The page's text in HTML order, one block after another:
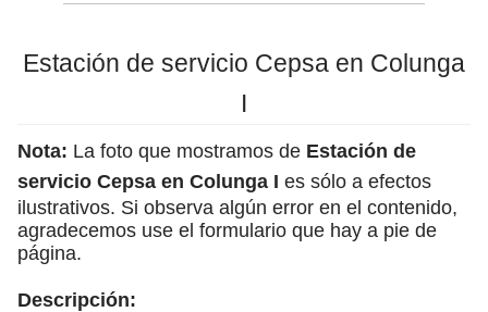
Estación de servicio Cepsa en Colunga
I
Nota: La foto que mostramos de Estación de
servicio Cepsa en Colunga I es sólo a efectos
ilustrativos. Si observa algún error en el contenido,
agradecemos use el formulario que hay a pie de
página.
Descripción: